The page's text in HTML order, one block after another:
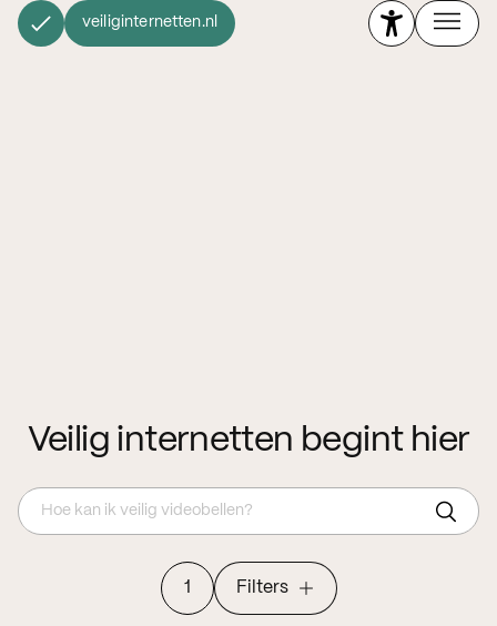
veiliginternetten.nl
Veilig internetten begint hier
Hoe kan ik veilig videobellen?
1 Filters